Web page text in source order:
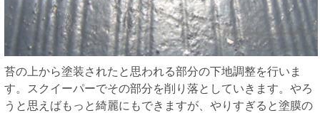
苔の上から塗装されたと思われる部分の下地調整を行いま
す。スクイーパーでその部分を削り落としていきます。やろ
うと思えばもっと綺麗にもできますが、やりすぎると塗膜の